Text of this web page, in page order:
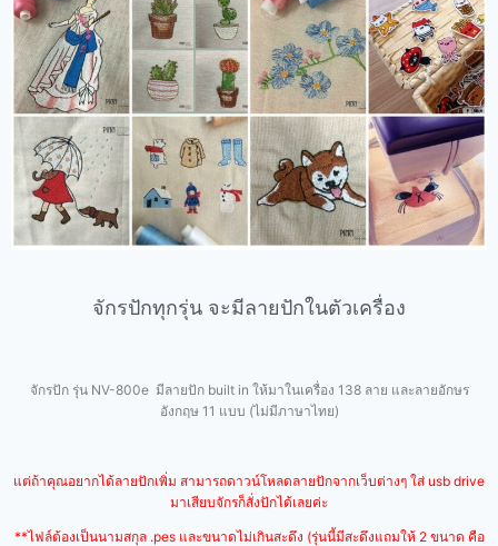
จักรปักทุกรุ่น จะมีลายปักในตัวเครื่อง
จักรปัก รุ่นNV-800e มีลายปักbuilt in ให้มาในเครื่อง 138 ลาย และลายอักษร
อังกฤษ 11 แบบ (ไม่มีภาษาไทย)
แต่ถ้าคุณอยากได้ลายปักเพิ่ม สามารถดาวน์โหลดลายปักจากเว็บต่างๆ ใส่ usb drive
มาเสียบจักรก็สั่งปักได้เลยค่ะ
**ไฟล์ต้องเป็นนามสกุล .pes และขนาดไม่เกินสะดึง (รุ่นนี้มีสะดึงแถมให้ 2 ขนาด คือ